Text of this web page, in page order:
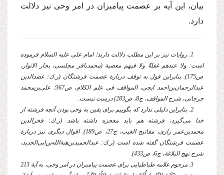
بیان، این آیه بر عصمت پیامبران در امر وحی نیز دلالت
دارد.
1. روایات نیز بر این مطلب دلالت دارند؛ امام علی علیه السلام فرموده
است: ولا عندهم غفلةٌُ ولا فیهم معصیة (محمدباقر مجلسی، بحار الانوار،
ص175). بنابراین قول به توقف دربارة عصمت فرشتگان (ر.ك: عضدالدین
عبدالرحمان‌بن‌احمد ایجی، المواقف فی علم الكلام، ص367؛ علی‌بن‌محمد
جرجانی، شرح المواقف، ج8، ص283) درست نیست.
2. بنابراین دلیلی ندارد كه بگوییم برای یقین به وحی بودن آنچه فرشته از
خدا می‌گیرد، فرشته هم باید معجزه داشته باشد (ر.ك: فخرالدین
محمدبن‌عمر رازی، مفاتیح الغیب، ج27، ص189). اقوال دیگری نیز دربارة
عصمت فرشتگان گفته شده است (ر.ك: عبدالحمیدبن‌هبةالله‌بن‌ابی‌الحدید،
شرح نهج البلاغة، ج6، ص433).
3. مرحوم علامه طباطبایی برای عصمت پیامبران در امر وحی، به آیة 213